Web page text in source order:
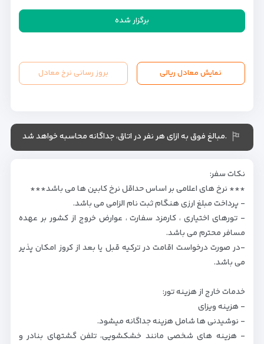
برگزار شده
نمایش معادل ریالی بروز رسانی نرخ معادل
.مبالغ فوق به ازای هر نفر در اتاق، جداگانه محاسبه خواهد شد
نکات سفر:
*** نرخ های اعلامی بر اساس حداقل نرخ کابین ها می باشد***
- پرداخت مبلغ ارزی هنگام ثبت نام الزامی می باشد.
- تورهای اختیاری ، کارمزد سفارت ، عوارض خروج از کشور بر عهده
مسافر محترم می باشد.
-در صورت درخواست اقامت در ترکیه قبل یا بعد از کروز امکان پذیر
می باشد.
خدمات خارج از هزینه تور:
- هزینه ویزای
- نوشیدنی ها شامل هزینه جداگانه میشود.
- هزینه های شخصی مانند خشکشویی، تلفن گشتهای بنادر و